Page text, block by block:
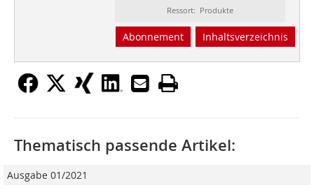
Ressort: Produkte
Abonnement Inhaltsverzeichnis
Thematisch passende Artikel:
Ausgabe 01/2021